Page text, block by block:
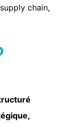
chain,